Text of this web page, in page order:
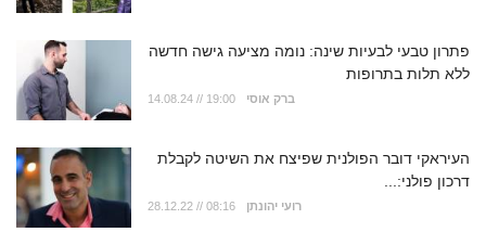
פתרון טבעי לבעיות שינה: נומה מציעה גישה חדשה
ללא תלות בתרופות
14.08.24 // 19:00 ברק אוסי
העיראקי דובר הפולנית שפיצח את השיטה לקבלת
דרכון פולני:...
28.12.22 // 08:16 רועי יהונתן